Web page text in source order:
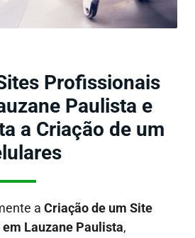
Profissionais
Paulista e
a Criação de um
a Criação de um Site
Lauzane Paulista,